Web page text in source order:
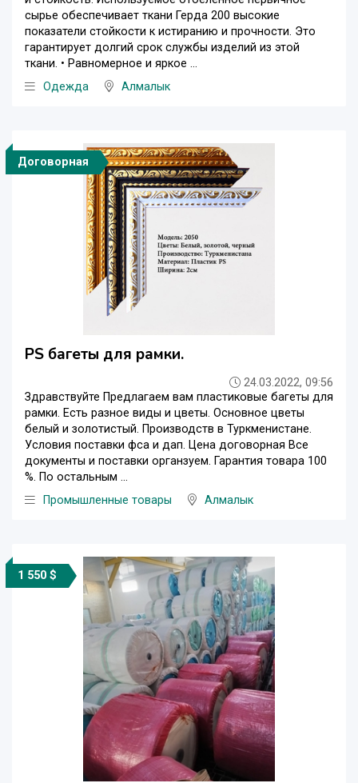
сырье обеспечивает ткани Герда 200 высокие
показатели стойкости к истиранию и прочности. Это
гарантирует долгий срок службы изделий из этой
ткани. • Равномерное и яркое ...
Одежда
Алмалык
Договорная
PS багеты для рамки.
24.03.2022, 09:56
Здравствуйте Предлагаем вам пластиковые багеты для
рамки. Есть разное виды и цветы. Основное цветы
белый и золотистый. Производств в Туркменистане.
Условия поставки фса и дап. Цена договорная Все
документы и поставки органзуем. Гарантия товара 100
%. По остальным ...
Промышленные товары
Алмалык
1 550 $